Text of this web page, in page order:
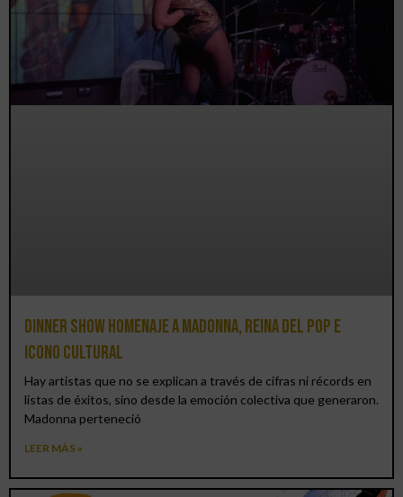
Dinner Show homenaje a Madonna, reina del pop e
icono cultural
Hay artistas que no se explican a través de cifras ni récords en
listas de éxitos, sino desde la emoción colectiva que generaron.
Madonna perteneció
LEER MÁS »